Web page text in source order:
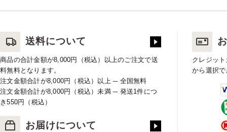
送料について
商品の合計金額が8,000円（税込）以上のご注文で送
料無料となります。
注文金額合計が8,000円（税込）以上 ─ 全国無料
注文金額合計が8,000円（税込）未満 ─ 発送1件につ
き550円（税込）
お届けについて
クレジッ
から選択